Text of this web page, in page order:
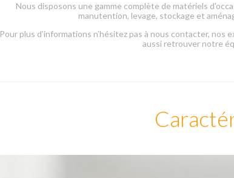
Nous disposons une gamme complète de matériels
manutention, levage, stockage et
Pour plus d’informations n’hésitez pas à nous contacter,
aussi retrouver notre